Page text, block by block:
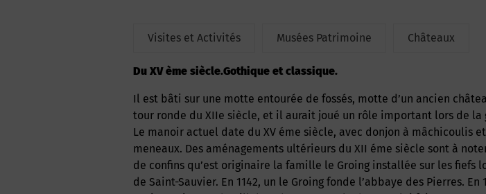
Visites et Activités Musées Patrimoine Châteaux
Du XV ème siècle.Gothique et classique.
Il est bâti sur une motte entourée de fossés, motte d’un ancien château dont il reste une
tour ronde du XIIe siècle, et il aurait joué un rôle important lors de la
Le manoir actuel date du XV éme siècle, avec donjon à mâchicoulis
meneaux. Des aménagements ultérieurs du XII éme siècle sont à
de confins qu’est originaire la famille le Groing installée sur les fiefs
de Saint-Sauvier. En 1142, un le Groing fonde l’abbaye des Pierres. En